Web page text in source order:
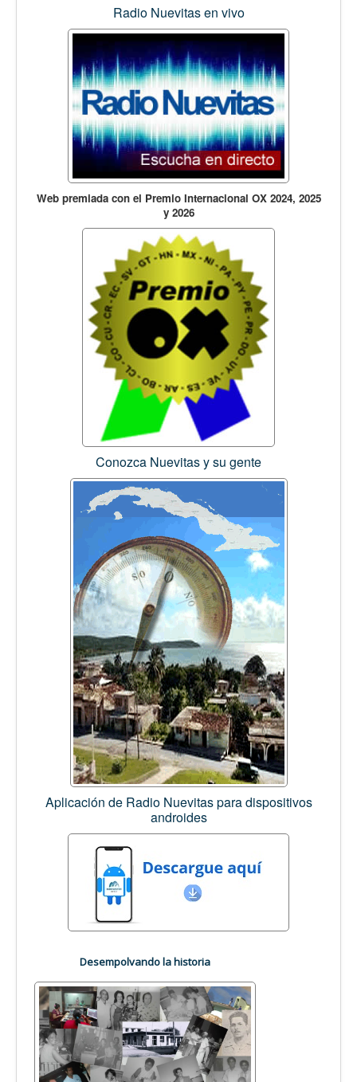
Radio Nuevitas en vivo
Web premiada con el Premio Internacional OX 2024, 2025
y 2026
Conozca Nuevitas y su gente
Aplicación de Radio Nuevitas para dispositivos
androides
Desempolvando la historia